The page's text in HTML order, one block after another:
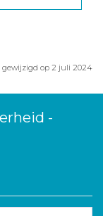
gewijzigd op 2 juli 2024
-